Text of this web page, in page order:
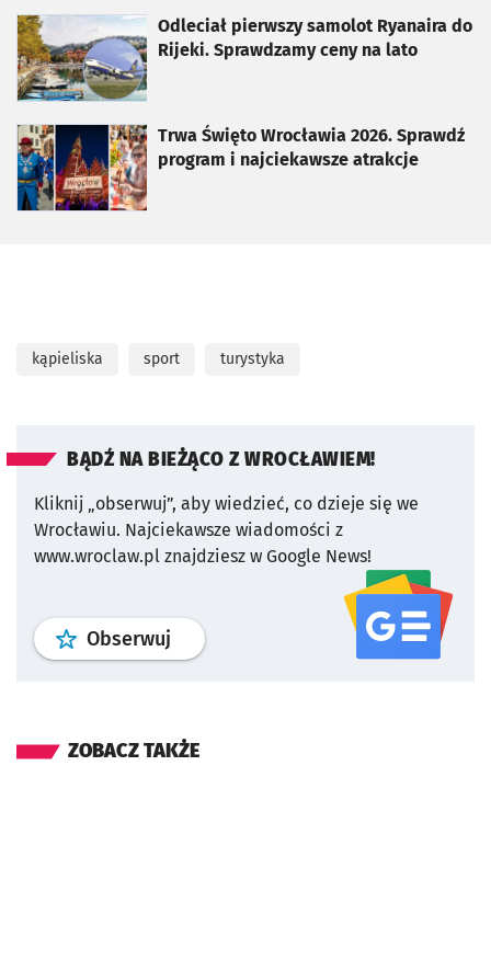
Odleciał pierwszy samolot Ryanaira do
Rijeki. Sprawdzamy ceny na lato
otworzy się w nowej karcie
Trwa Święto Wrocławia 2026. Sprawdź
program i najciekawsze atrakcje
otworzy się w nowej karcie
kąpieliska sport turystyka
BĄDŹ NA BIEŻĄCO Z WROCŁAWIEM!
Kliknij „obserwuj”, aby wiedzieć, co dzieje się we
Wrocławiu. Najciekawsze wiadomości z
www.wroclaw.pl znajdziesz w Google News!
Obserwuj profil serwisu
ZOBACZ TAKŻE